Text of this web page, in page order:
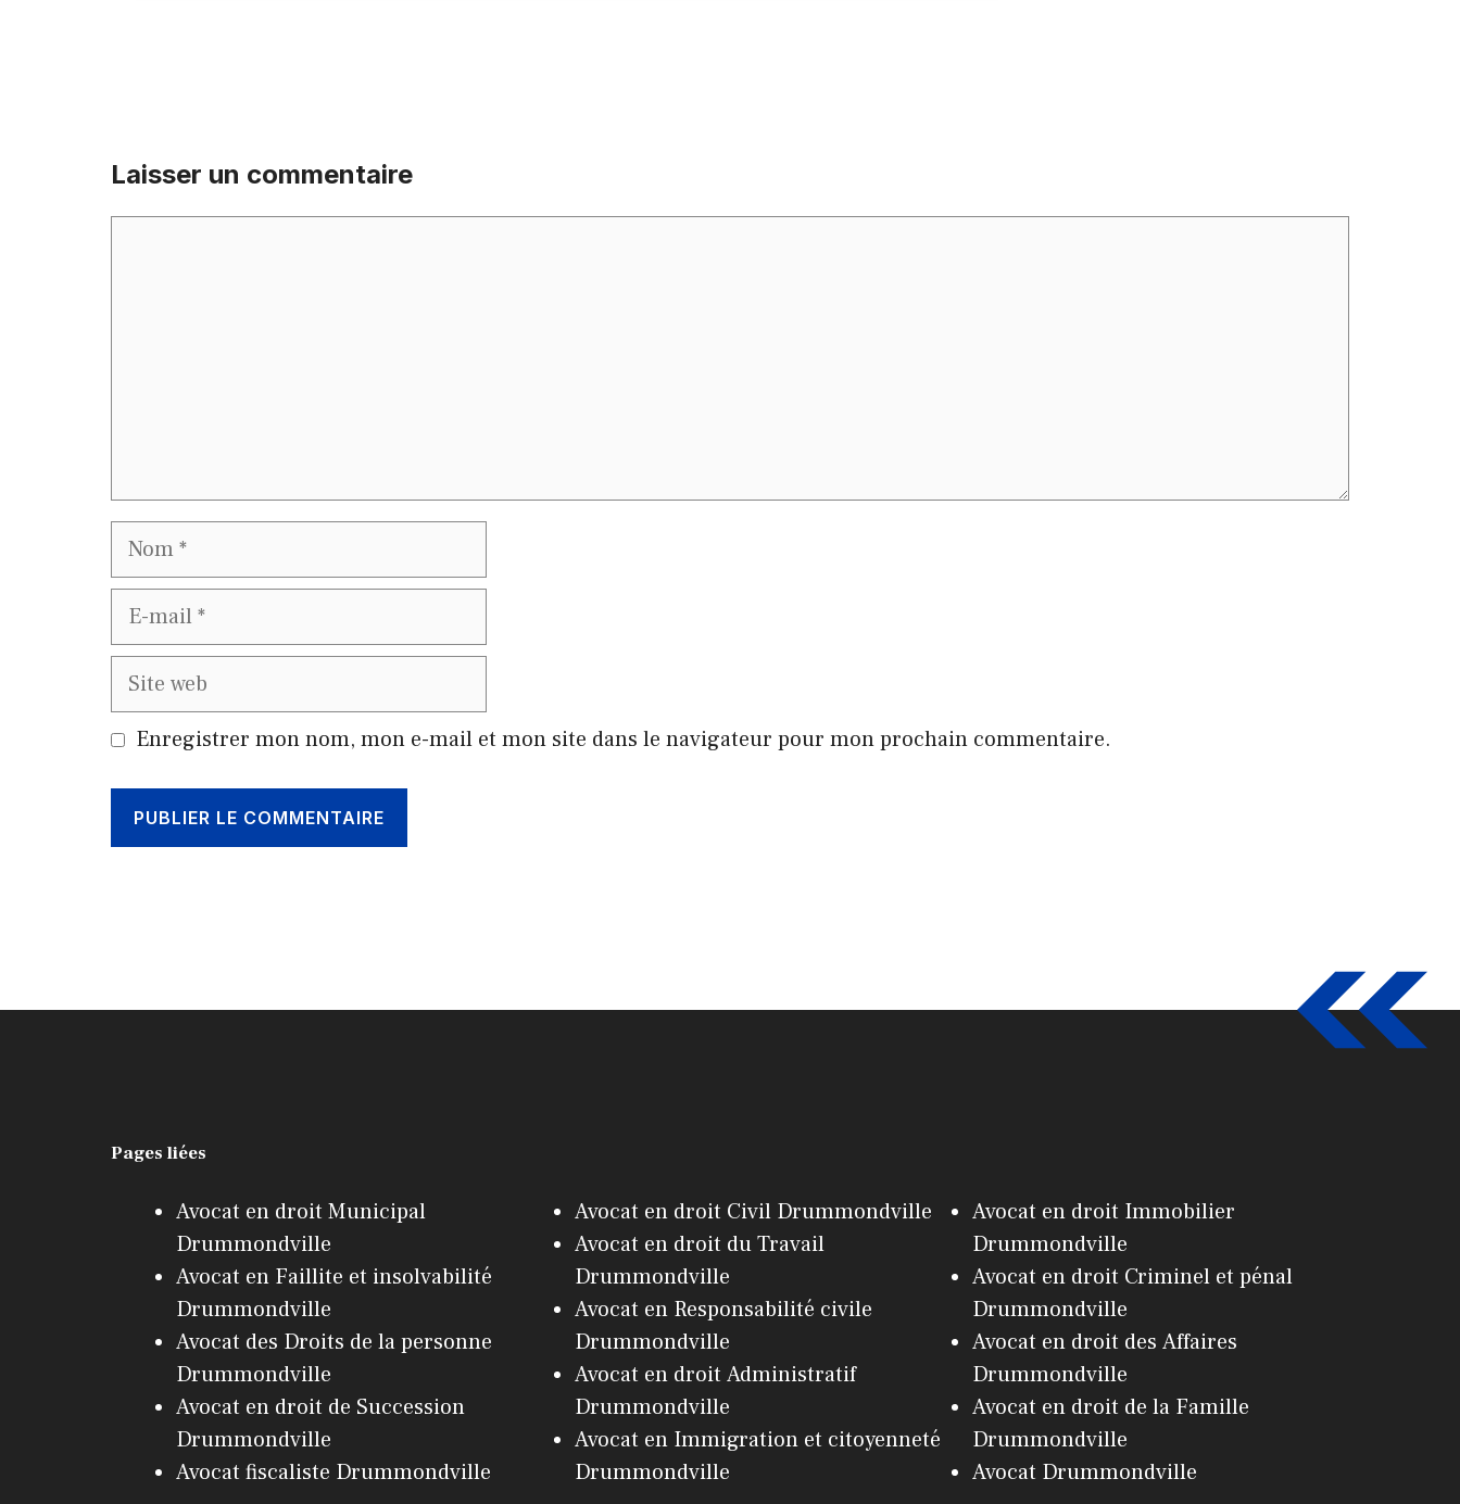
Laisser un commentaire
Nom
E-
mail
Site
web
Enregistrer mon nom, mon e-mail et mon site dans le navigateur pour mon prochain commentaire.
Pages liées
Avocat en droit Municipal
Drummondville
Avocat en Faillite et insolvabilité
Drummondville
Avocat des Droits de la personne
Drummondville
Avocat en droit de Succession
Drummondville
Avocat fiscaliste Drummondville
Avocat en droit Civil Drummondville
Avocat en droit du Travail
Drummondville
Avocat en Responsabilité civile
Drummondville
Avocat en droit Administratif
Drummondville
Avocat en Immigration et citoyenneté
Drummondville
Avocat en droit Immobilier
Drummondville
Avocat en droit Criminel et pénal
Drummondville
Avocat en droit des Affaires
Drummondville
Avocat en droit de la Famille
Drummondville
Avocat Drummondville